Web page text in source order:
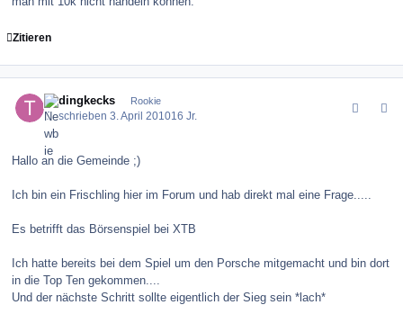
Zitieren
tradingkecks Rookie
Geschrieben3. April 201016 Jr.
Hallo an die Gemeinde ;)
Ich bin ein Frischling hier im Forum und hab direkt mal eine Frage.....
Es betrifft das Börsenspiel bei XTB
Ich hatte bereits bei dem Spiel um den Porsche mitgemacht und bin dort
in die Top Ten gekommen....
Und der nächste Schritt sollte eigentlich der Sieg sein *lach*